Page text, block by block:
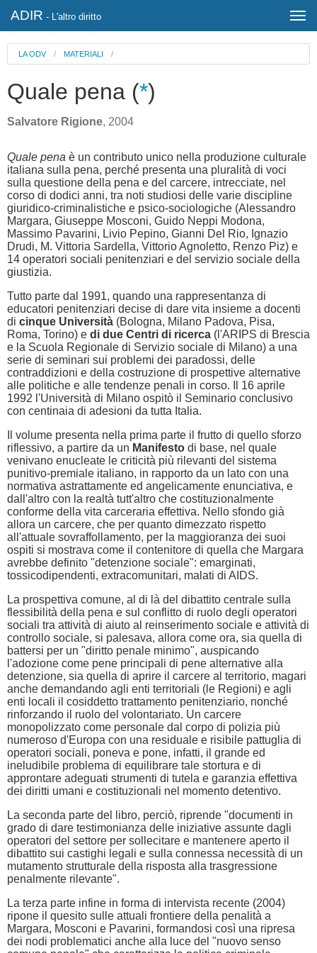
ADIR - L'altro diritto
LA ODV/ MATERIALI /
Quale pena (*)
Salvatore Rigione, 2004
Quale pena è un contributo unico nella produzione culturale
italiana sulla pena, perché presenta una pluralità di voci
sulla questione della pena e del carcere, intrecciate, nel
corso di dodici anni, tra noti studiosi delle varie discipline
giuridico-criminalistiche e psico-sociologiche (Alessandro
Margara, Giuseppe Mosconi, Guido Neppi Modona,
Massimo Pavarini, Livio Pepino, Gianni Del Rio, Ignazio
Drudi, M. Vittoria Sardella, Vittorio Agnoletto, Renzo Piz) e
14 operatori sociali penitenziari e del servizio sociale della
giustizia.
Tutto parte dal 1991, quando una rappresentanza di
educatori penitenziari decise di dare vita insieme a docenti
di cinque Università (Bologna, Milano Padova, Pisa,
Roma, Torino) e di due Centri di ricerca (l'ARIPS di Brescia
e la Scuola Regionale di Servizio sociale di Milano) a una
serie di seminari sui problemi dei paradossi, delle
contraddizioni e della costruzione di prospettive alternative
alle politiche e alle tendenze penali in corso. Il 16 aprile
1992 l'Università di Milano ospitò il Seminario conclusivo
con centinaia di adesioni da tutta Italia.
Il volume presenta nella prima parte il frutto di quello sforzo
riflessivo, a partire da un Manifesto di base, nel quale
venivano enucleate le criticità più rilevanti del sistema
punitivo-premiale italiano, in rapporto da un lato con una
normativa astrattamente ed angelicamente enunciativa, e
dall'altro con la realtà tutt'altro che costituzionalmente
conforme della vita carceraria effettiva. Nello sfondo già
allora un carcere, che per quanto dimezzato rispetto
all'attuale sovraffollamento, per la maggioranza dei suoi
ospiti si mostrava come il contenitore di quella che Margara
avrebbe definito "detenzione sociale": emarginati,
tossicodipendenti, extracomunitari, malati di AIDS.
La prospettiva comune, al di là del dibattito centrale sulla
flessibilità della pena e sul conflitto di ruolo degli operatori
sociali tra attività di aiuto al reinserimento sociale e attività di
controllo sociale, si palesava, allora come ora, sia quella di
battersi per un "diritto penale minimo", auspicando
l'adozione come pene principali di pene alternative alla
detenzione, sia quella di aprire il carcere al territorio, magari
anche demandando agli enti territoriali (le Regioni) e agli
enti locali il cosiddetto trattamento penitenziario, nonché
rinforzando il ruolo del volontariato. Un carcere
monopolizzato come personale dal corpo di polizia più
numeroso d'Europa con una residuale e risibile pattuglia di
operatori sociali, poneva e pone, infatti, il grande ed
ineludibile problema di equilibrare tale stortura e di
approntare adeguati strumenti di tutela e garanzia effettiva
dei diritti umani e costituzionali nel momento detentivo.
La seconda parte del libro, perciò, riprende "documenti in
grado di dare testimonianza delle iniziative assunte dagli
operatori del settore per sollecitare e mantenere aperto il
dibattito sui castighi legali e sulla connessa necessità di un
mutamento strutturale della risposta alla trasgressione
penalmente rilevante".
La terza parte infine in forma di intervista recente (2004)
ripone il quesito sulle attuali frontiere della penalità a
Margara, Mosconi e Pavarini, formandosi così una ripresa
dei nodi problematici anche alla luce del "nuovo senso